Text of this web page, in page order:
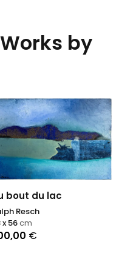
by
bout du lac
Resch
€
x 56cm